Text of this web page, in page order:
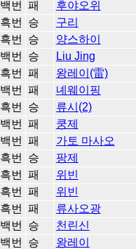
백번 패 후야오위
흑번 승 구리
흑번 승 양스하이
백번 승 Liu Jing
흑번 패 왕레이(雷)
백번 패 녜웨이핑
흑번 승 류시(2)
백번 패 쿵제
백번 패 가토 마사오
흑번 승 팡제
흑번 패 위빈
흑번 패 위빈
흑번 패 류사오광
백번 승 천린신
백번 승 왕레이